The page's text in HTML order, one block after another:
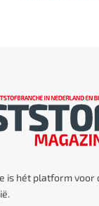
is hét platform voor